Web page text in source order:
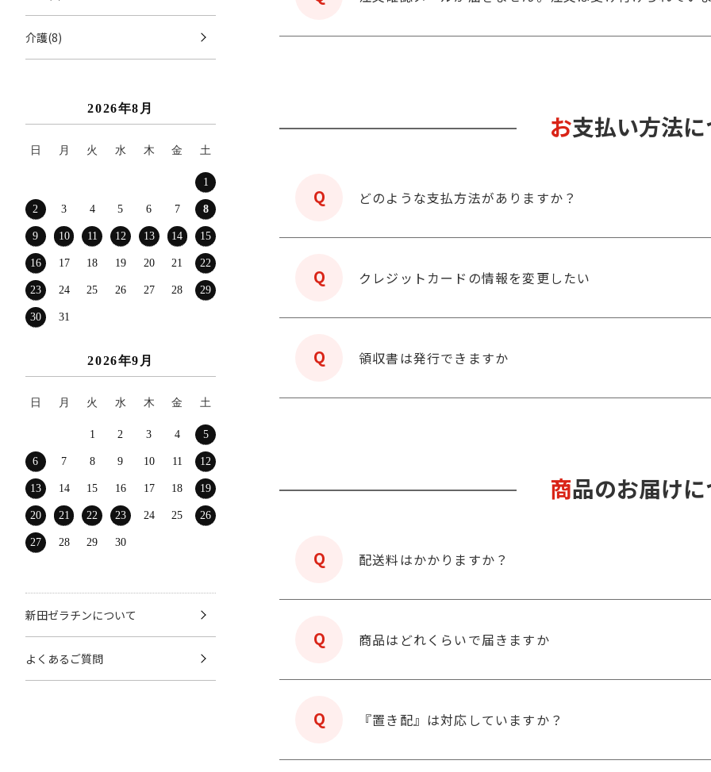
介護(8)
2026年8月
日 月 火 水 木 金 土
1
2 3 4 5 6 7 8
9 10 11 12 13 14 15
16 17 18 19 20 21 22
23 24 25 26 27 28 29
30 31
2026年9月
日 月 火 水 木 金 土
1 2 3 4 5
6 7 8 9 10 11 12
13 14 15 16 17 18 19
20 21 22 23 24 25 26
27 28 29 30
新田ゼラチンについて
よくあるご質問
お支払い方法
どのような支払方法がありますか？
クレジットカードの情報を変更したい
領収書は発行できますか
商品のお届け
配送料はかかりますか？
商品はどれくらいで届きますか
『置き配』は対応していますか？